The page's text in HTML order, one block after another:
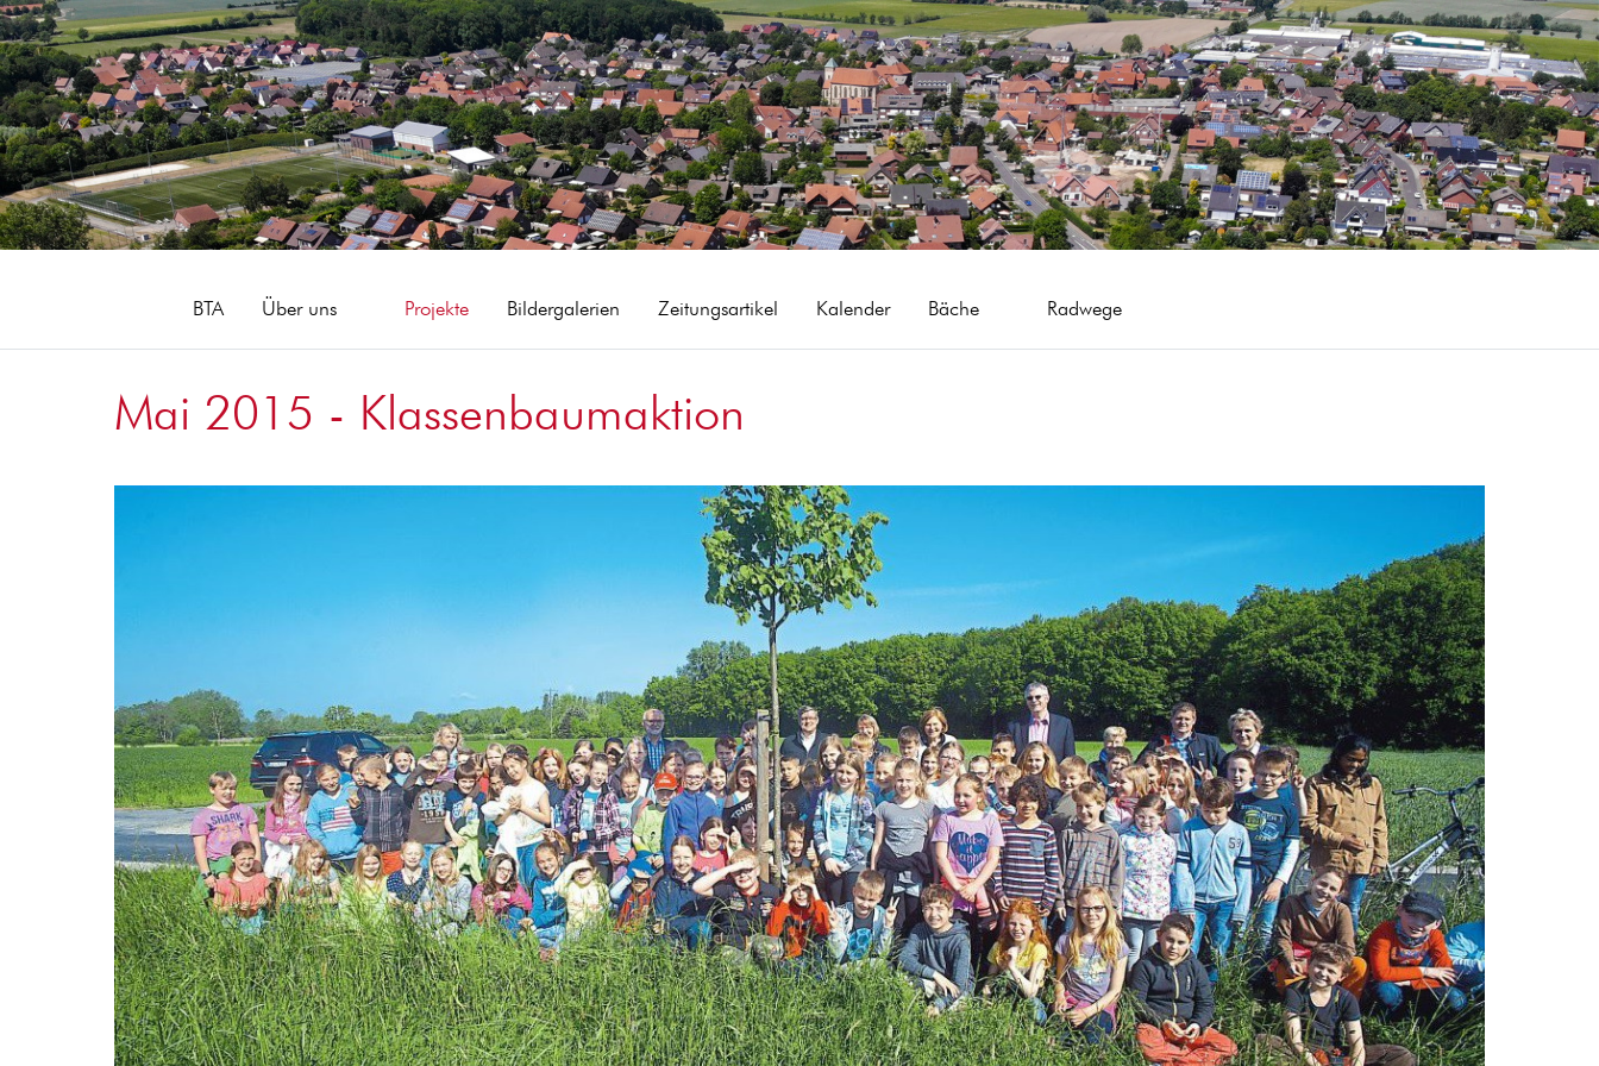
BTA Über uns Projekte Bildergalerien Zeitungsartikel Kalender Bäche Radwege
Mai 2015 - Klassenbaumaktion